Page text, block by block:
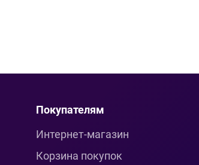
Покупателям
Интернет-магазин
Корзина покупок